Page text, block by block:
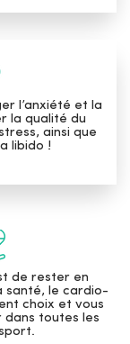
l’anxiété et la
la qualité du
ainsi que
libido !
de rester en
santé, le cardio-
choix et vous
toutes les